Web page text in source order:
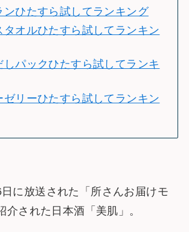
ンひたすら試してランキング
タオルひたすら試してランキン
しパックひたすら試してランキ
ゼリーひたすら試してランキン
に放送された「所さんお届けモ
介された日本酒「美肌」。